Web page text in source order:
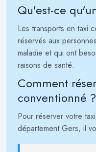
Qu'est-ce
Les transports en taxi
réservés aux
maladie et qui ont
raisons de santé.
Comment
conventionné ?
Pour réserver votre
département Gers, il